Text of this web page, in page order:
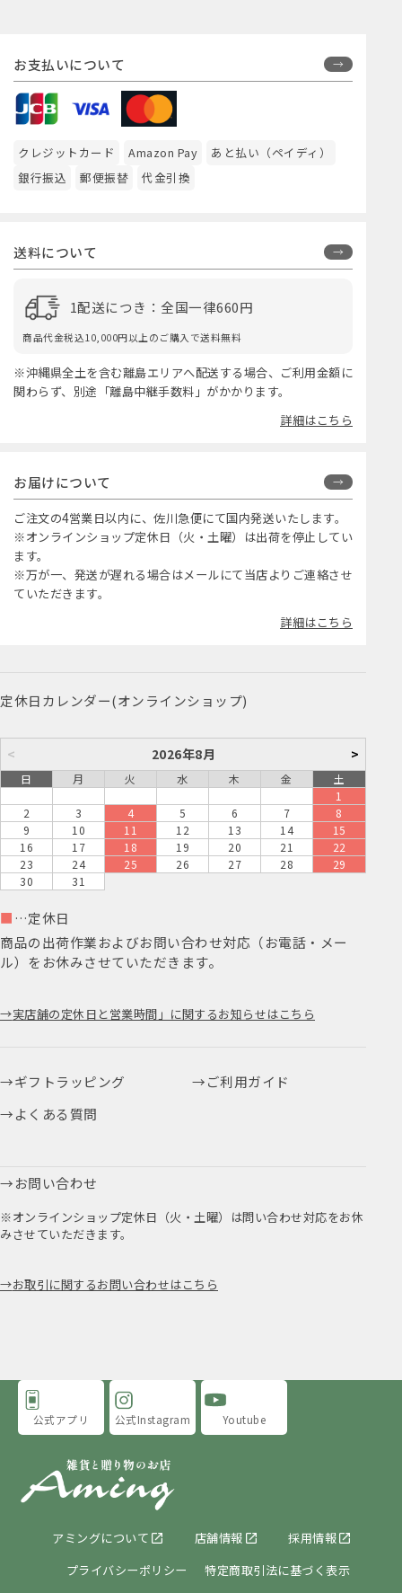
お支払いについて
クレジットカード Amazon Pay
あと払い（ペイディ）
銀行振込
郵便振替 代金引換
送料について
1配送につき：全国一律660円
商品代金税込10,000円以上のご購入で送料無料
※沖縄県全土を含む離島エリアへ配送する場合、ご利用金額に
関わらず、別途「離島中継手数料」がかかります。
詳細はこちら
お届けについて
ご注文の4営業日以内に、佐川急便にて国内発送いたします。
※オンラインショップ定休日（火・土曜）は出荷を停止してい
ます。
※万が一、発送が遅れる場合はメールにて当店よりご連絡させ
ていただきます。
詳細はこちら
定休日カレンダー(オンラインショップ)
< 2026年8月 >
日 月 火 水 木 金
土
1
2
3 4 5 6 7
8
9
10 11 12 13 14
15
16
17 18 19 20 21
22
23
24 25 26 27 28
29
30
31
■ …定休日
商品の出荷作業およびお問い合わせ対応（お電話・メー
ル）をお休みさせていただきます。
実店舗の定休日と営業時間」に関するお知らせはこちら
ギフトラッピング
ご利用ガイド
よくある質問
お問い合わせ
※オンラインショップ定休日（火・土曜）は問い合わせ対応をお休
みさせていただきます。
お取引に関するお問い合わせはこちら
アミングについて 店舗情報
採用情報
プライバシーポリシー
特定商取引法に基づく表示
公式アプリ 公式Instagram Youtube